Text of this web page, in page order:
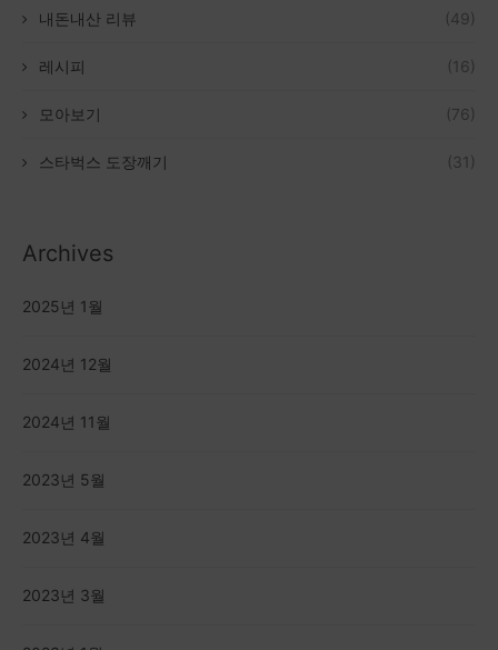
내돈내산 리뷰 (49)
레시피 (16)
모아보기 (76)
스타벅스 도장깨기 (31)
Archives
2025년 1월
2024년 12월
2024년 11월
2023년 5월
2023년 4월
2023년 3월